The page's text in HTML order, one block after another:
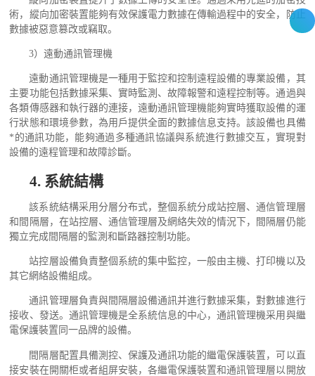
術，縱向加密裝置能夠有效保護電力數據在傳輸過程中的安全，防止
數據被惡意篡改或竊取。
3）遠動通訊管理機
遠動通訊管理機是一種用于監控和控制遠程設備的專業設備，其
主要功能包括數據采集、實時監測、故障報警和遠程控制等。通過與
各類傳感器和執行器的連接，遠動通訊管理機能夠實時獲取設備的運
行狀態和環境參數，為用戶提供全面的數據信息支持。該設備也具備
*的通訊功能，能夠通過多種通訊協議與系統進行數據交互，實現對
設備的遠程管理和故障診斷。
4. 系統結構
該系統結構采用分層分布式，整個系統分成站控層、通信管理層
和間隔層，在站控層、通信管理層及網絡失效的情況下，間隔層仍能
獨立完成間隔層的監測和斷路器控制功能。
站控層設備負責整個系統的集中監控，一般由主機、打印機以及
其它網絡設備組成。
通訊管理層負責與間隔層設備通訊并進行數據采集，對數據進行
接收、發送。通訊管理機是全系統信息的中心，通訊管理機采用與繼
電保護裝置同一品牌的設備。
間隔層配置具備測控、保護及通訊功能的繼電保護裝置，可以直
接安裝在開關柜或者組屏安裝，各繼電保護裝置和通訊管理層以開放